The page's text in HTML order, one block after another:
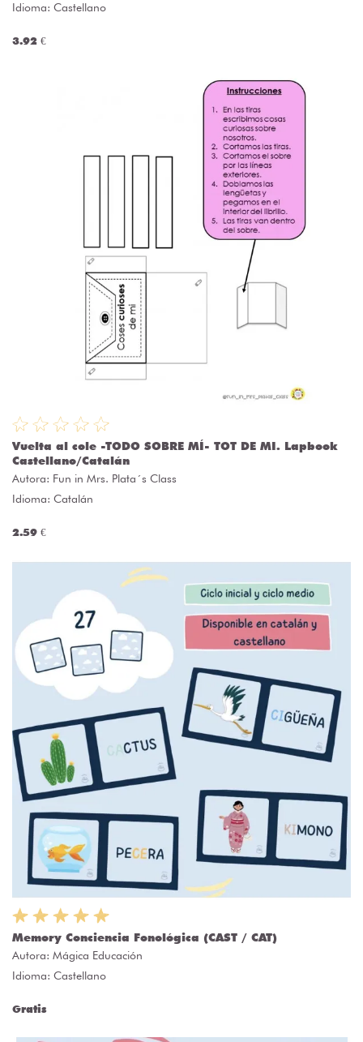
Idioma: Castellano
3.92 €
Vuelta al cole -TODO SOBRE MÍ- TOT DE MI. Lapbook
Castellano/Catalán
Autora: Fun in Mrs. Plata´s Class
Idioma: Catalán
2.59 €
Memory Conciencia Fonológica (CAST / CAT)
Autora: Mágica Educación
Idioma: Castellano
Gratis